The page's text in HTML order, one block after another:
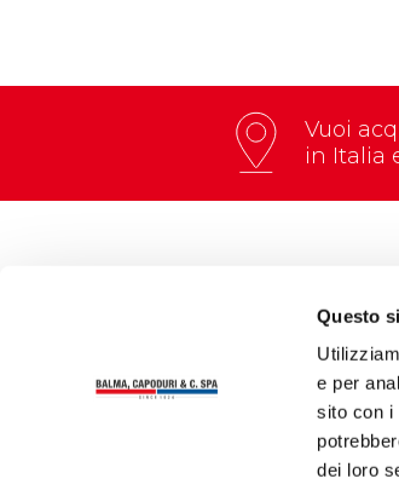
Questo
e per
sito con i
dei loro
Vuoi
in Italia
Via Thomas A. Edison, 4 – 27058
| Fax: +39
info@zenithbc.com|
C.F. – P.IVA – REG. IMP. PAVIA